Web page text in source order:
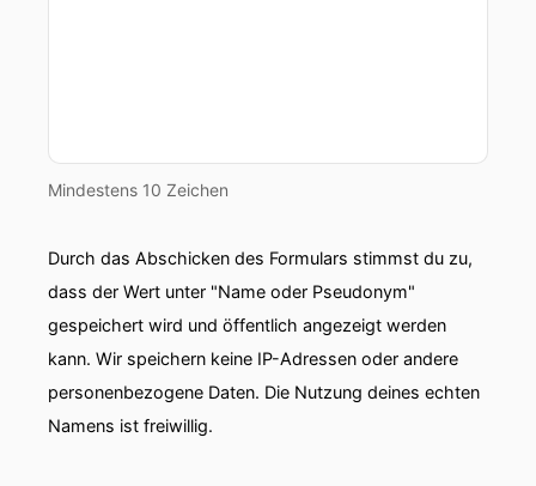
Mindestens 10 Zeichen
Durch das Abschicken des Formulars stimmst du zu,
dass der Wert unter "Name oder Pseudonym"
gespeichert wird und öffentlich angezeigt werden
kann. Wir speichern keine IP-Adressen oder andere
personenbezogene Daten. Die Nutzung deines echten
Namens ist freiwillig.